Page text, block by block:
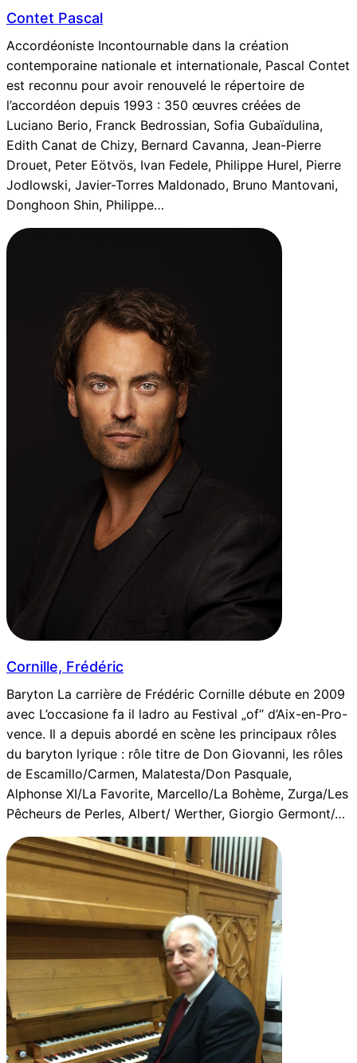
Contet Pascal
Accordéoniste Incontournable dans la création
contemporaine nationale et internationale, Pascal Contet
est reconnu pour avoir renouvelé le répertoire de
l’accordéon depuis 1993 : 350 œuvres créées de
Luciano Berio, Franck Bedrossian, Sofia Gubaïdulina,
Edith Canat de Chizy, Bernard Cavanna, Jean-Pierre
Drouet, Peter Eötvös, Ivan Fedele, Philippe Hurel, Pierre
Jodlowski, Javier-Torres Maldonado, Bruno Mantovani,
Donghoon Shin, Philippe…
Cornille, Frédéric
Baryton La carrière de Frédéric Cornille débute en 2009
avec L’occasione fa il ladro au Festival „of“ d’Aix-en-Pro-
vence. Il a depuis abordé en scène les principaux rôles
du baryton lyrique : rôle titre de Don Giovanni, les rôles
de Escamillo/Carmen, Malatesta/Don Pasquale,
Alphonse XI/La Favorite, Marcello/La Bohème, Zurga/Les
Pêcheurs de Perles, Albert/ Werther, Giorgio Germont/…